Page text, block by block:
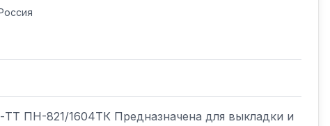
ТТ ПН-821/1604ТК Предназначена для выкладки и